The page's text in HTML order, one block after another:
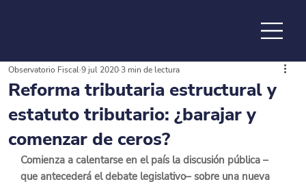
de la
Reforma tributaria estructural y
estatuto tributario: ¿barajar y
comenzar de ceros?
Observatorio Fiscal9 jul 20203 min de lectura
Comienza a calentarse en el país la discusión pública –
que antecederá el debate legislativo– sobre una nueva